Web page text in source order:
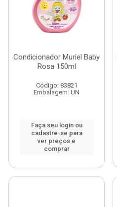
Condicionador Muriel Baby
Rosa 150ml
Código: 83821
Embalagem: UN
Faça seu login ou
cadastre-se para
ver preços e
comprar